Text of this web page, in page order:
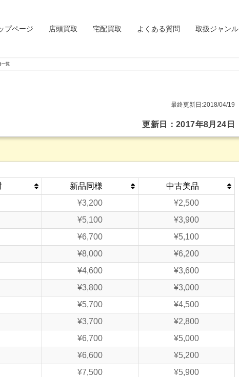
プページ 店頭買取 宅配買取 よくある質問 取扱ジャンル
一覧
最終更新日:2018/04/19
更新日：2017年8月24日
新品同様
中古美品
¥3,200
¥2,500
¥5,100
¥3,900
¥6,700
¥5,100
¥8,000
¥6,200
¥4,600
¥3,600
¥3,800
¥3,000
¥5,700
¥4,500
¥3,700
¥2,800
¥6,700
¥5,000
¥6,600
¥5,200
¥7,500
¥5,900